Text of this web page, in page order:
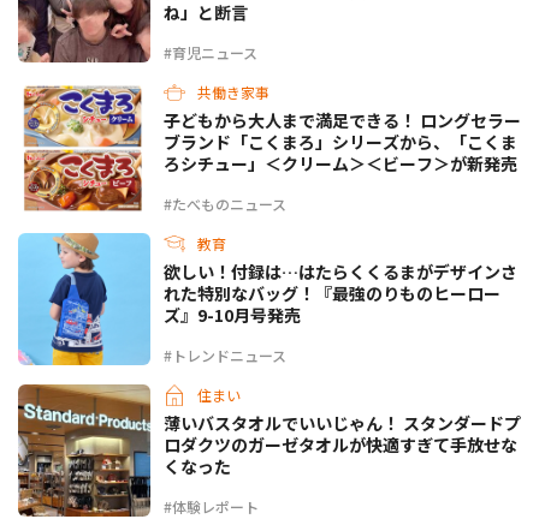
#育児ニュース
ね」と断言
共働き家事
#たべものニュース
子どもから大人まで満足できる！ ロングセラー
ブランド「こくまろ」シリーズから、「こくま
ろシチュー」＜クリーム＞＜ビーフ＞が新発売
教育
#トレンドニュース
欲しい！付録は…はたらくくるまがデザインさ
れた特別なバッグ！『最強のりものヒーロー
ズ』9-10月号発売
住まい
#体験レポート
薄いバスタオルでいいじゃん！ スタンダードプ
ロダクツのガーゼタオルが快適すぎて手放せな
くなった